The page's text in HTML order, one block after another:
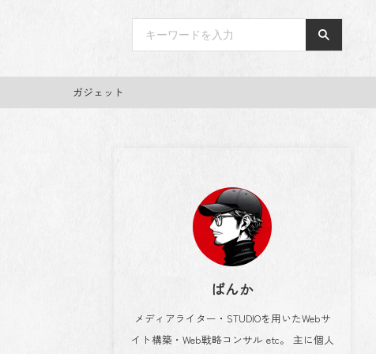
ガジェット
ばんか
メディアライター・STUDIOを用いたWebサ
イト構築・Web戦略コンサル etc。 主に個人